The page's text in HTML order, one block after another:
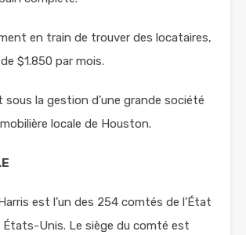
en train de trouver des locataires,
$1.850 par mois.
sous la gestion d’une grande société
locale de Houston.
est l’un des 254 comtés de l’État
États-Unis. Le siège du comté est